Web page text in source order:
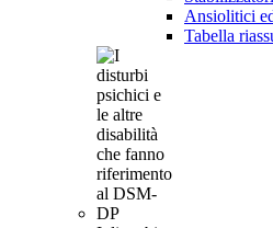
Ansiolitici
Tabella